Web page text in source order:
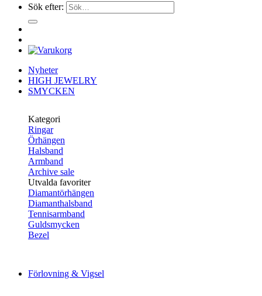
Sök efter:
Nyheter
HIGH JEWELRY
SMYCKEN
Kategori
Ringar
Örhängen
Halsband
Armband
Archive sale
Utvalda favoriter
Diamantörhängen
Diamanthalsband
Tennisarmband
Guldsmycken
Bezel
Förlovning & Vigsel